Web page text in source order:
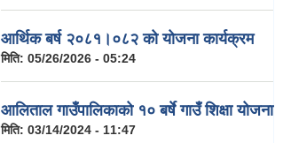
आर्थिक बर्ष २०८१।०८२ को योजना कार्यक्रम
मिति: 05/26/2026 - 05:24
आलिताल गाउँपालिकाको १० बर्षे गाउँ शिक्षा योजना
मिति: 03/14/2024 - 11:47